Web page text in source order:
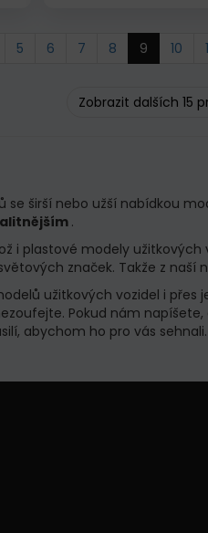
5 6 7 8 9 10
Zobrazit dalších 15
se širší nebo užší nabídkou
.
i plastové modely
značek. Takže z naší
užitkových vozidel i přes
Pokud nám
abychom ho pro vás sehnali.